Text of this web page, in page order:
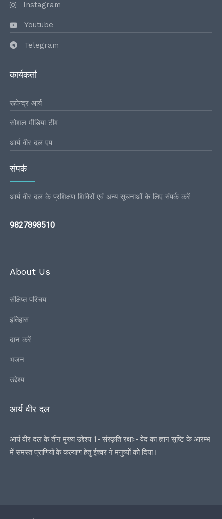
Instagram
Youtube
Telegram
कार्यकर्ता
रूपेन्द्र आर्य
सोशल मीडिया टीम
आर्य वीर दल एप
संपर्क
आर्य वीर दल के प्रशिक्षण शिविरों एवं अन्य सूचनाओं के लिए संपर्क करें
9827898510
About Us
संक्षिप्त परिचय
इतिहास
दान करें
भजन
उद्देश्य
आर्य वीर दल
आर्य वीर दल के तीन मुख्य उद्देश्य 1- संस्कृति रक्षाः- वेद का ज्ञान सृष्टि के आरम्भ
में समस्त प्राणियों के कल्याण हेतु ईश्वर ने मनुष्यों को दिया।